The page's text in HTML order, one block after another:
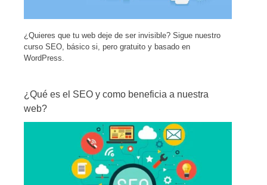
¿Quieres que tu web deje de ser invisible? Sigue nuestro
curso SEO, básico si, pero gratuito y basado en
WordPress.
¿Qué es el SEO y como beneficia a nuestra
web?